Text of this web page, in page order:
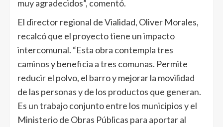
muy agradecidos”, comentó.
El director regional de Vialidad, Oliver Morales,
recalcó que el proyecto tiene un impacto
intercomunal. “Esta obra contempla tres
caminos y beneficia a tres comunas. Permite
reducir el polvo, el barro y mejorar la movilidad
de las personas y de los productos que generan.
Es un trabajo conjunto entre los municipios y el
Ministerio de Obras Públicas para aportar al